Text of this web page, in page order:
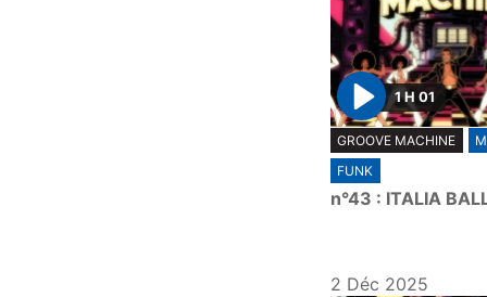
P
l
a
y
1 H 01
GROOVE MACHINE
FUNK
n°43 : ITALIA
2 Déc 2025